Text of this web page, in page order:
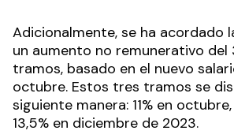
Adicionalmente, se ha acordado
un aumento no remunerativo del
tramos, basado en el nuevo
octubre. Estos tres tramos se
siguiente manera: 11% en
13,5% en diciembre de 2023.